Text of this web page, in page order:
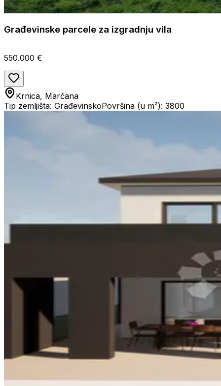
Građevinske parcele za izgradnju vila
550.000 €
Krnica, Marčana
Tip zemljišta: GrađevinskoPovršina (u m²): 3800